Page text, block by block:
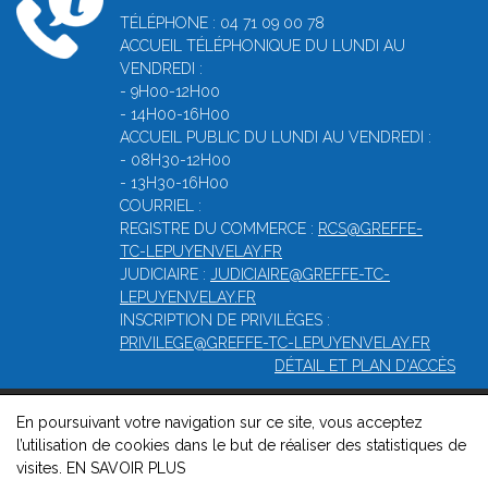
TÉLÉPHONE : 04 71 09 00 78
ACCUEIL TÉLÉPHONIQUE DU LUNDI AU
VENDREDI :
- 9H00-12H00
- 14H00-16H00
ACCUEIL PUBLIC DU LUNDI AU VENDREDI :
- 08H30-12H00
- 13H30-16H00
COURRIEL :
REGISTRE DU COMMERCE : RCS@GREFFE-
TC-LEPUYENVELAY.FR
JUDICIAIRE : JUDICIAIRE@GREFFE-TC-
LEPUYENVELAY.FR
INSCRIPTION DE PRIVILÈGES :
PRIVILEGE@GREFFE-TC-LEPUYENVELAY.FR
DÉTAIL ET PLAN D'ACCÈS
© 2026, Greffe du Tribunal de Commerce de Le puy-en-velay -
Mentions légales-Contact -Gestion des cookies-Politique de
En poursuivant votre navigation sur ce site, vous acceptez
l’utilisation de cookies dans le but de réaliser des statistiques de
visites.
EN SAVOIR PLUS